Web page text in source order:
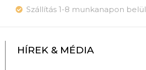
Szállítás 1-8 munkanapon belül
HÍREK & MÉDIA